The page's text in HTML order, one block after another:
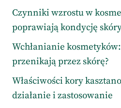
Czynniki wzrostu w
poprawiają kondycję
Wchłanianie
przenikają przez skórę?
Właściwości kory
działanie i zastosowanie